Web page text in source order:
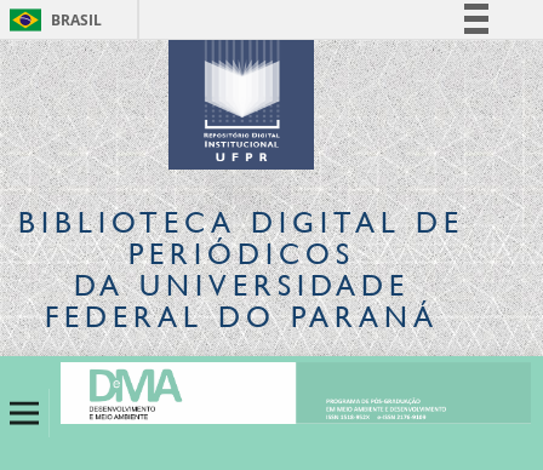
BRASIL
Simplifique!
Comunica BR
Participe
Acesso à informação
Legislação
Canais
BIBLIOTECA DIGITALDE
PERIÓDICOS
DA UNIVERSIDADE
FEDERAL DO PARANÁ